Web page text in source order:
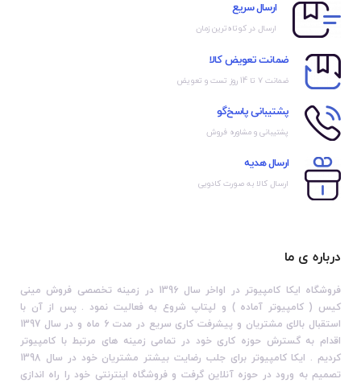
ارسال سریع
ارسال در کوتاه‌ترین زمان
ضمانت تعویض کالا
ضمانت ۷ تا 14 روز تست و تعویض
پشتیبانی پاسخ‌گو
پشتیبانی و مشاوره فروش
ارسال هدیه
ارسال کالا به صورت کادویی
درباره ی ما
فروشگاه ایکا کامپیوتر در اواخر سال 1396 در زمینه تخصصی فروش مینی
کیس ( کامپیوتر آماده ) و لپتاپ شروع به فعالیت نمود . پس از آن با
استقبال بالای مشتریان و پیشرفت کاری سریع در مدت 6 ماه و در سال 1397
اقدام به گسترش حوزه کاری خود در تمامی زمینه های مرتبط با کامپیوتر
کردیم . ایکا کامپیوتر برای جلب رضایت بیشتر مشتریان خود در سال 1398
تصمیم به ورود در حوزه آنلاین گرفت و فروشگاه اینترنتی خود را راه اندازی